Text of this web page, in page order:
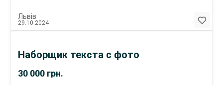
ХОЧУ ПРАЦЮВАТИ НЕ ОФІЦІЙНО (з особистих
причин ) МЕНШЕ 25К ГРН НЕ ПРОПОНУВАТИ !
час ) Шити нічого не хочу, не цікаво ! Шукаю
) 2.Контроль якості готової продукції
Львів
29.10.2024
30 000 грн.
Наборщик текста с фото